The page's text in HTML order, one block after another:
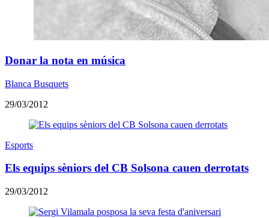
Donar la nota en música
Blanca Busquets
29/03/2012
Esports
Els equips sèniors del CB Solsona cauen derrotats
29/03/2012